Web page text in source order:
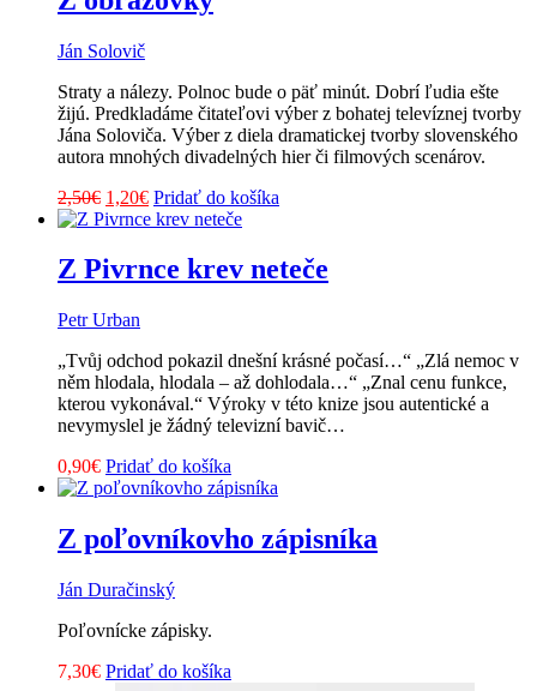
Ján Solovič
Straty a nálezy. Polnoc bude o päť minút. Dobrí ľudia ešte
žijú. Predkladáme čitateľovi výber z bohatej televíznej tvorby
Jána Soloviča. Výber z diela dramatickej tvorby slovenského
autora mnohých divadelných hier či filmových scenárov.
2,50€ Pôvodná
cena
2,50€.
1,20€Aktuálna
cena
1,20€.
Pridať do košíka
Z Pivrnce krev neteče
Petr Urban
„Tvůj odchod pokazil dnešní krásné počasí…“ „Zlá nemoc v
něm hlodala, hlodala – až dohlodala…“ „Znal cenu funkce,
kterou vykonával.“ Výroky v této knize jsou autentické a
nevymyslel je žádný televizní bavič…
0,90€ Pridať do košíka
Z poľovníkovho zápisníka
Ján Duračinský
Poľovnícke zápisky.
7,30€ Pridať do košíka